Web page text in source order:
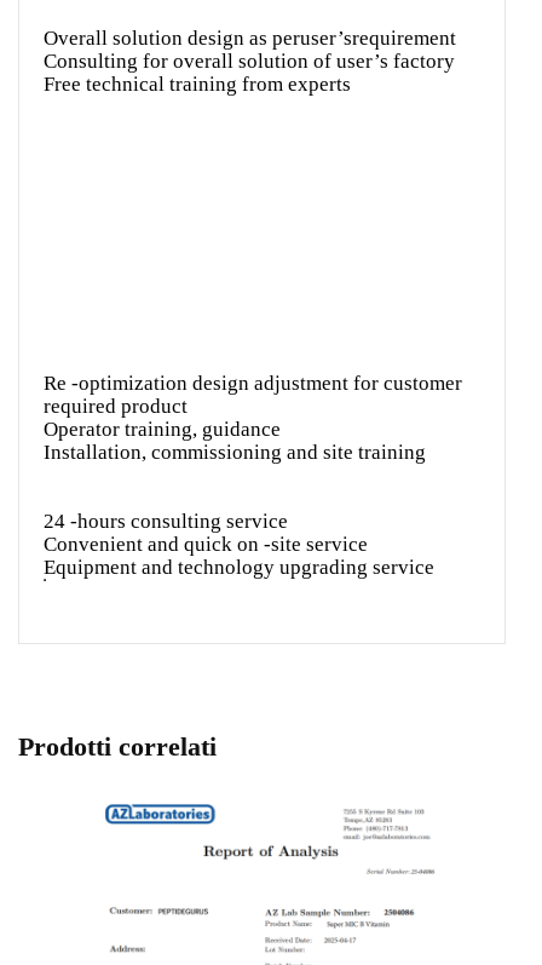
Overall solution design as peruser’srequirement
Consulting for overall solution of user’s factory
Free technical training from experts
Re -optimization design adjustment for customer
required product
Operator training, guidance
Installation, commissioning and site training
24 -hours consulting service
Convenient and quick on -site service
Equipment and technology upgrading service
Prodotti correlati